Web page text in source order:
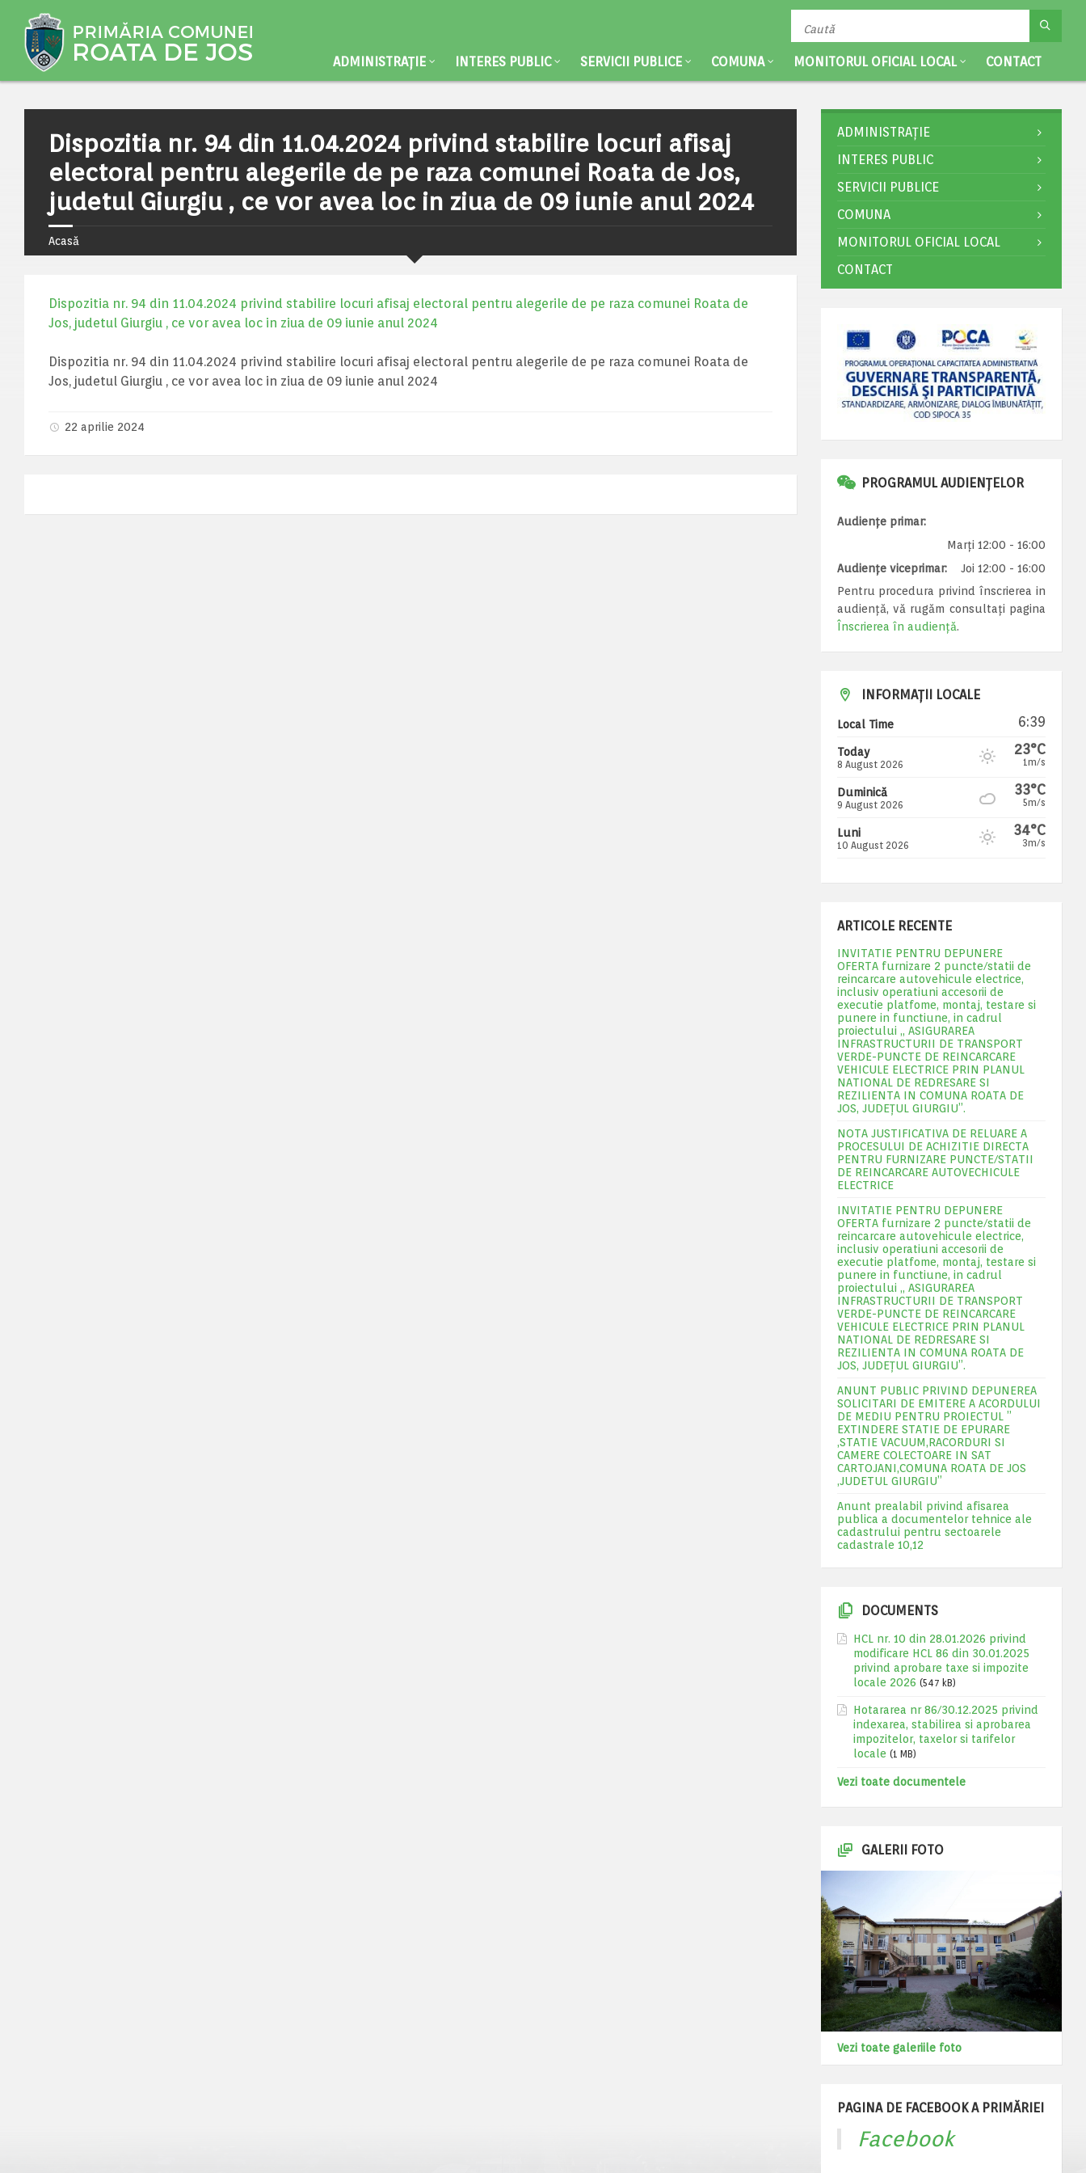
ADMINISTRAȚIE INTERES PUBLIC SERVICII PUBLICE COMUNA MONITORUL OFICIAL LOCAL CONTACT
Dispozitia nr. 94 din 11.04.2024 privind stabilire locuri afisaj
electoral pentru alegerile de pe raza comunei Roata de Jos,
judetul Giurgiu , ce vor avea loc in ziua de 09 iunie anul 2024
Acasă
Dispozitia nr. 94 din 11.04.2024 privind stabilire locuri afisaj electoral pentru alegerile de pe raza comunei Roata de
Jos, judetul Giurgiu , ce vor avea loc in ziua de 09 iunie anul 2024
Dispozitia nr. 94 din 11.04.2024 privind stabilire locuri afisaj electoral pentru alegerile de pe raza comunei Roata de
Jos, judetul Giurgiu , ce vor avea loc in ziua de 09 iunie anul 2024
22 aprilie 2024
ADMINISTRAȚIE
INTERES PUBLIC
SERVICII PUBLICE
COMUNA
MONITORUL OFICIAL LOCAL
CONTACT
PROGRAMUL AUDIENȚELOR
Audiențe primar:
Marți 12:00 - 16:00
Audiențe viceprimar:
Joi 12:00 - 16:00
Pentru procedura privind înscrierea in
audiență, vă rugăm consultați pagina
Înscrierea în audiență.
INFORMAȚII LOCALE
Local Time 6:39
Today
8 August 2026
23°C
1m/s
Duminică
9 August 2026
33°C
5m/s
Luni
10 August 2026
34°C
3m/s
ARTICOLE RECENTE
INVITATIE PENTRU DEPUNERE
OFERTA furnizare 2 puncte/statii de
reincarcare autovehicule electrice,
inclusiv operatiuni accesorii de
executie platfome, montaj, testare si
punere in functiune, in cadrul
proiectului „ ASIGURAREA
INFRASTRUCTURII DE TRANSPORT
VERDE-PUNCTE DE REINCARCARE
VEHICULE ELECTRICE PRIN PLANUL
NATIONAL DE REDRESARE SI
REZILIENTA IN COMUNA ROATA DE
JOS, JUDEŢUL GIURGIU”.
NOTA JUSTIFICATIVA DE RELUARE A
PROCESULUI DE ACHIZITIE DIRECTA
PENTRU FURNIZARE PUNCTE/STATII
DE REINCARCARE AUTOVECHICULE
ELECTRICE
INVITATIE PENTRU DEPUNERE
OFERTA furnizare 2 puncte/statii de
reincarcare autovehicule electrice,
inclusiv operatiuni accesorii de
executie platfome, montaj, testare si
punere in functiune, in cadrul
proiectului „ ASIGURAREA
INFRASTRUCTURII DE TRANSPORT
VERDE-PUNCTE DE REINCARCARE
VEHICULE ELECTRICE PRIN PLANUL
NATIONAL DE REDRESARE SI
REZILIENTA IN COMUNA ROATA DE
JOS, JUDEŢUL GIURGIU”.
ANUNT PUBLIC PRIVIND DEPUNEREA
SOLICITARI DE EMITERE A ACORDULUI
DE MEDIU PENTRU PROIECTUL ”
EXTINDERE STATIE DE EPURARE
,STATIE VACUUM,RACORDURI SI
CAMERE COLECTOARE IN SAT
CARTOJANI,COMUNA ROATA DE JOS
,JUDETUL GIURGIU”
Anunt prealabil privind afisarea
publica a documentelor tehnice ale
cadastrului pentru sectoarele
cadastrale 10,12
DOCUMENTS
HCL nr. 10 din 28.01.2026 privind
modificare HCL 86 din 30.01.2025
privind aprobare taxe si impozite
locale 2026 (547 kB)
Hotararea nr 86/30.12.2025 privind
indexarea, stabilirea si aprobarea
impozitelor, taxelor si tarifelor
locale (1 MB)
Vezi toate documentele
GALERII FOTO
Vezi toate galeriile foto
PAGINA DE FACEBOOK A PRIMĂRIEI
Facebook